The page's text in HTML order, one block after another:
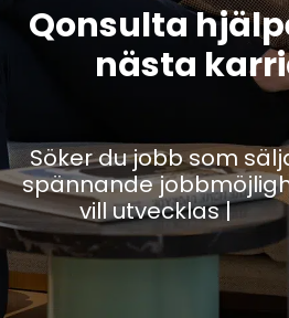
Qonsulta
nästa
Söker du jobb som
spännande
vill utvecklas inom